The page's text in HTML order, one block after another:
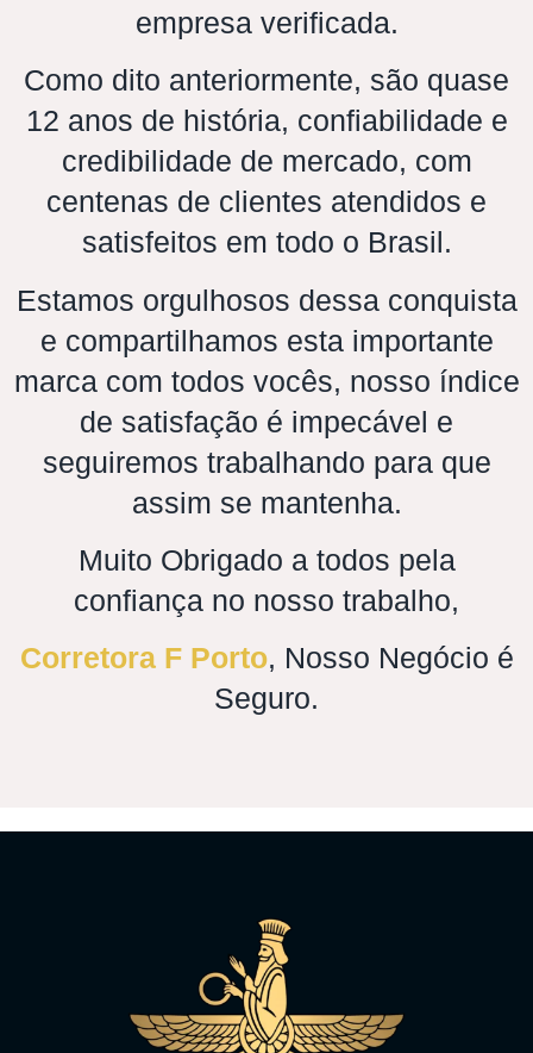
empresa verificada.
Como dito anteriormente, são quase
12 anos de história, confiabilidade e
credibilidade de mercado, com
centenas de clientes atendidos e
satisfeitos em todo o Brasil.
Estamos orgulhosos dessa conquista
e compartilhamos esta importante
marca com todos vocês, nosso índice
de satisfação é impecável e
seguiremos trabalhando para que
assim se mantenha.
Muito Obrigado a todos pela
confiança no nosso trabalho,
Corretora F Porto, Nosso Negócio é
Seguro.